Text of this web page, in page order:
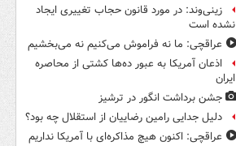
زینی‌وند: در مورد قانون حجاب تغییری ایجاد
نشده است
عراقچی: ما نه فراموش می‌کنیم نه می‌بخشیم
اذعان آمریکا به عبور ده‌ها کشتی از محاصره
ایران
جشن برداشت انگور در ترشیز
دلیل جدایی رامین رضاییان از استقلال چه بود؟
عراقچی: اکنون هیچ مذاکره‌ای با آمریکا نداریم